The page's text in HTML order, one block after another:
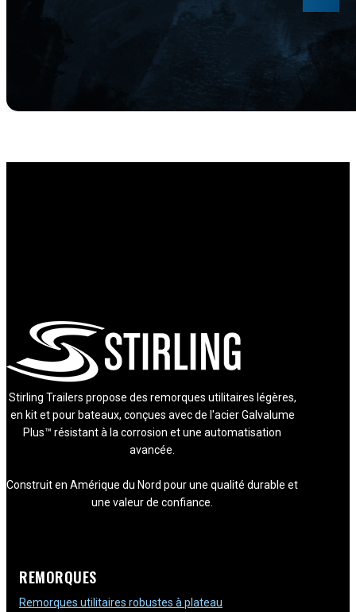
Stirling Trailers propose des remorques utilitaires légères,
en kit et pour bateaux, conçues avec de l'acier Galvalume
Plus™ résistant à la corrosion et une automatisation
avancée.
Construit en Amérique du Nord pour une qualité durable et
une valeur de confiance.
REMORQUES
Remorques utilitaires robustes à plateau